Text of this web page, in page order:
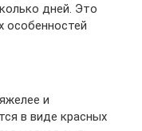
дней. Это
особенностей
и
в виде красных